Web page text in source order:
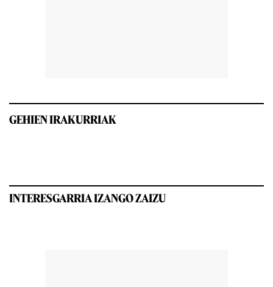
GEHIEN IRAKURRIAK
INTERESGARRIA IZANGO ZAIZU